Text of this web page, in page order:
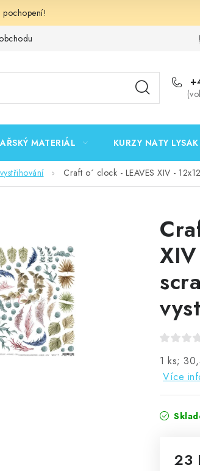
Podmínky
MATERIÁL KURZY NATY LYSAK
Craft o´ clock - LEAVES XIV -
1 ks;
Více
23